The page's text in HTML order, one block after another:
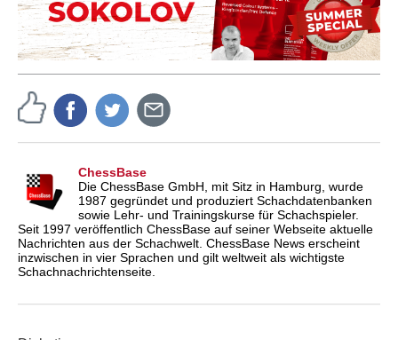
ChessBase
Die ChessBase GmbH, mit Sitz in Hamburg, wurde
1987 gegründet und produziert Schachdatenbanken
sowie Lehr- und Trainingskurse für Schachspieler.
Seit 1997 veröffentlich ChessBase auf seiner Webseite aktuelle
Nachrichten aus der Schachwelt. ChessBase News erscheint
inzwischen in vier Sprachen und gilt weltweit als wichtigste
Schachnachrichtenseite.